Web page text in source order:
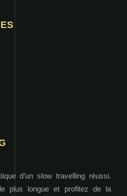
d’un slow travelling réussi.
plus longue et profitez de la